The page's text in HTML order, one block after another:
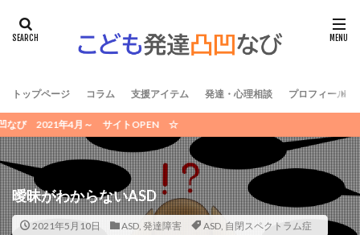
トップページ コラム 支援アイテム 発達・心理相談 プロフィール /
4月～ サイトOPEN ☆
曖昧がわからないASD
2021年5月10日 ASD, 発達障害 ASD, 自閉スペクトラム症